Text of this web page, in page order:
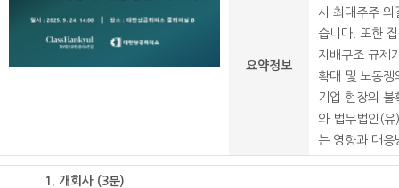
요약정보
시 최대주주 의
습니다. 또한
지배구조 규제
확대 및 노동쟁
기업 현장의
와 법무법인(유
는 영향과 대응
1. 개회사 (3분)